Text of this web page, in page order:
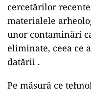
cercetărilor
materialele
unor contaminări
eliminate, ceea ce
datării .
Pe măsură ce